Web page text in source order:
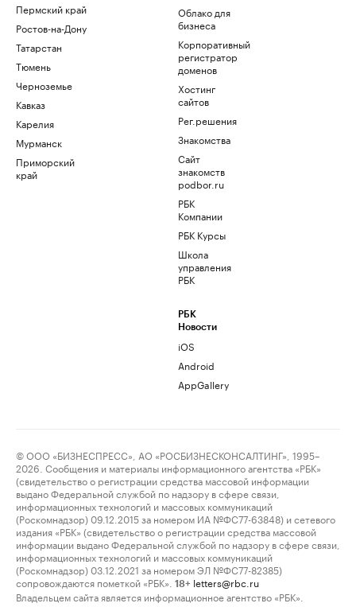
Пермский край
Ростов-на-Дону
Татарстан
Тюмень
Черноземье
Кавказ
Карелия
Мурманск
Приморский
край
Облако для
бизнеса
Корпоративный
регистратор
доменов
Хостинг
сайтов
Рег.решения
Знакомства
Сайт
знакомств
podbor.ru
РБК
Компании
РБК Курсы
Школа
управления
РБК
РБК
Новости
iOS
Android
AppGallery
© ООО «БИЗНЕСПРЕСС», АО «РОСБИЗНЕСКОНСАЛТИНГ», 1995–
2026. Сообщения и материалы информационного агентства «РБК»
(свидетельство о регистрации средства массовой информации
выдано Федеральной службой по надзору в сфере связи,
информационных технологий и массовых коммуникаций
(Роскомнадзор) 09.12.2015 за номером ИА №ФС77-63848) и сетевого
издания «РБК» (свидетельство о регистрации средства массовой
информации выдано Федеральной службой по надзору в сфере связи,
информационных технологий и массовых коммуникаций
(Роскомнадзор) 03.12.2021 за номером ЭЛ №ФС77-82385)
сопровождаются пометкой «РБК».
18+ letters@rbc.ru
Владельцем сайта является информационное агентство «РБК».